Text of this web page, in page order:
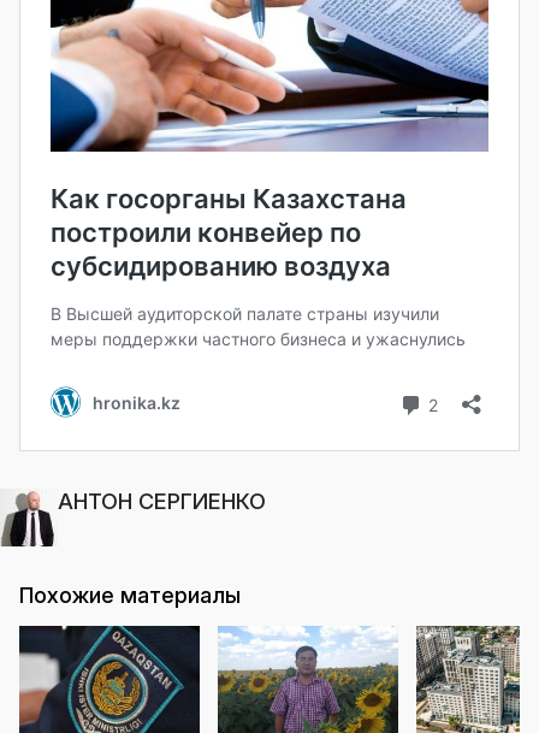
АНТОН СЕРГИЕНКО
Похожие материалы